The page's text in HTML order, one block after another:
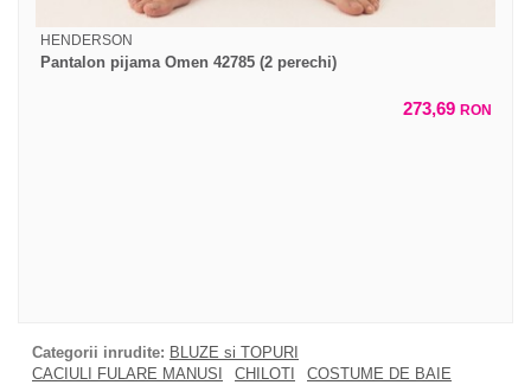
HENDERSON
Pantalon pijama Omen 42785 (2 perechi)
273,69 RON
Categorii inrudite: BLUZE si TOPURI
CACIULI FULARE MANUSI
CHILOTI
COSTUME DE BAIE